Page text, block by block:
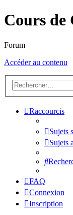
Cours de
Forum
Accéder au contenu
Raccourcis
Sujets
Sujets
FAQ
Connexion
Inscription